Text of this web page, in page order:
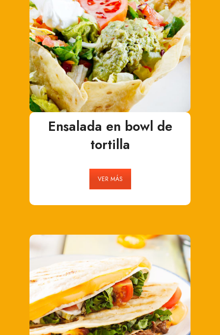
Ensalada en bowl de
tortilla
VER MÁS